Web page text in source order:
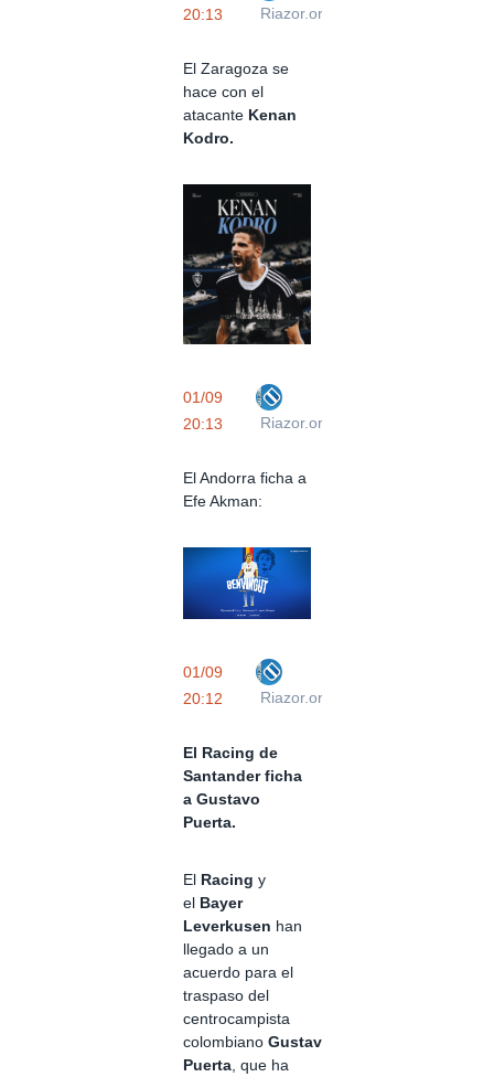
20:13
Riazor.org
El Zaragoza se
hace con el
atacante Kenan
Kodro.
01/09
20:13
Riazor.org
El Andorra ficha a
Efe Akman:
01/09
20:12
Riazor.org
El Racing de
Santander ficha
a Gustavo
Puerta.
El Racing y
el Bayer
Leverkusen han
llegado a un
acuerdo para el
traspaso del
centrocampista
colombiano Gustavo
Puerta, que ha